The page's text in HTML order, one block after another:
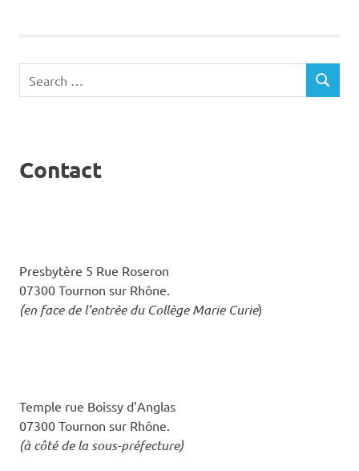
for:
SEARCH
Contact
Presbytère 5 Rue Roseron
07300 Tournon sur Rhône.
(en face de l’entrée du Collège Marie Curie)
Temple rue Boissy d’Anglas
07300 Tournon sur Rhône.
(à côté de la sous-préfecture)